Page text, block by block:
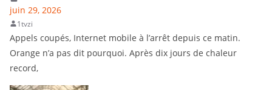
juin 29, 2026
1tvzi
Appels coupés, Internet mobile à l’arrêt depuis ce matin.
Orange n’a pas dit pourquoi. Après dix jours de chaleur
record,